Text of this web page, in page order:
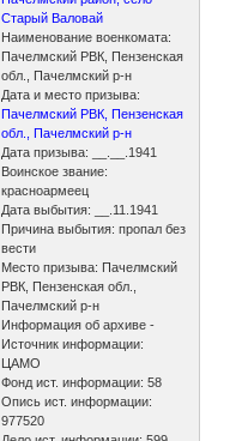
Старый Валовай
Наименование военкомата:
Пачелмский РВК, Пензенская
обл., Пачелмский р-н
Дата и место призыва:
Пачелмский РВК, Пензенская
обл., Пачелмский р-н
Дата призыва: __.__.1941
Воинское звание:
красноармеец
Дата выбытия: __.11.1941
Причина выбытия: пропал без
вести
Место призыва: Пачелмский
РВК, Пензенская обл.,
Пачелмский р-н
Информация об архиве -
Источник информации:
ЦАМО
Фонд ист. информации: 58
Опись ист. информации:
977520